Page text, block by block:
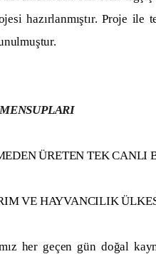
hazırlanmıştır. Proje
ÜRETEN TEK CANLI
VE HAYVANCILIK
gün doğal